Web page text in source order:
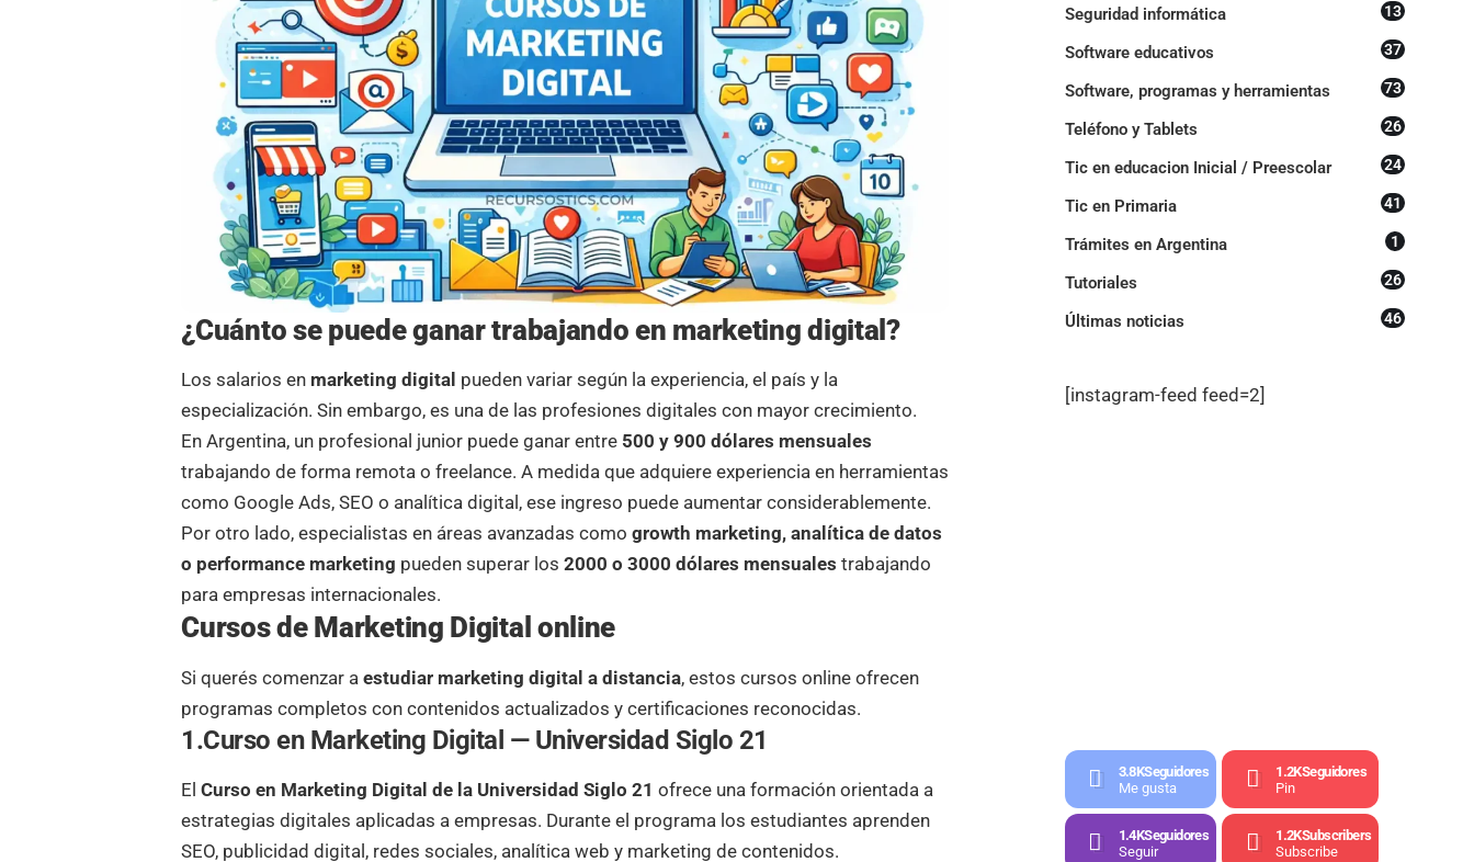
¿Cuánto se puede ganar trabajando en marketing digital?
Los salarios en marketing digital pueden variar según la experiencia, el país y la
especialización. Sin embargo, es una de las profesiones digitales con mayor crecimiento.
En Argentina, un profesional junior puede ganar entre 500 y 900 dólares mensuales
trabajando de forma remota o freelance. A medida que adquiere experiencia en herramientas
como Google Ads, SEO o analítica digital, ese ingreso puede aumentar considerablemente.
Por otro lado, especialistas en áreas avanzadas comogrowth marketing, analítica de datos
o performance marketing pueden superar los2000 o 3000 dólares mensuales trabajando
para empresas internacionales.
Cursos de Marketing Digital online
Si querés comenzar aestudiar marketing digital a distancia, estos cursos online ofrecen
programas completos con contenidos actualizados y certificaciones reconocidas.
1.Curso en Marketing Digital — Universidad Siglo 21
ElCurso en Marketing Digital de la Universidad Siglo 21 ofrece una formación orientada a
estrategias digitales aplicadas a empresas. Durante el programa los estudiantes aprenden
SEO, publicidad digital, redes sociales, analítica web y marketing de contenidos.
Seguridad informática 13
Software educativos 37
Software, programas y herramientas 73
Teléfono y Tablets 26
Tic en educacion Inicial / Preescolar 24
Tic en Primaria 41
Trámites en Argentina 1
Tutoriales 26
Últimas noticias 46
[instagram-feed feed=2]
3.8KSeguidores
Me gusta
1.2KSeguidores
Pin
1.4KSeguidores
Seguir
1.2KSubscribers
Subscribe